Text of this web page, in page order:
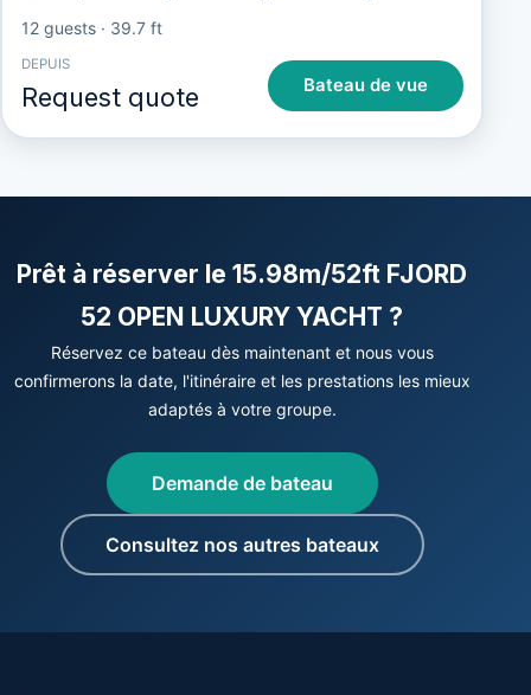
12 guests· 39.7 ft
DEPUIS
Request quote Bateau de vue
Prêt à réserver le 15.98m/52ft FJORD
52 OPEN LUXURY YACHT ?
Réservez ce bateau dès maintenant et nous vous
confirmerons la date, l'itinéraire et les prestations les mieux
adaptés à votre groupe.
Demande de bateau
Consultez nos autres bateaux